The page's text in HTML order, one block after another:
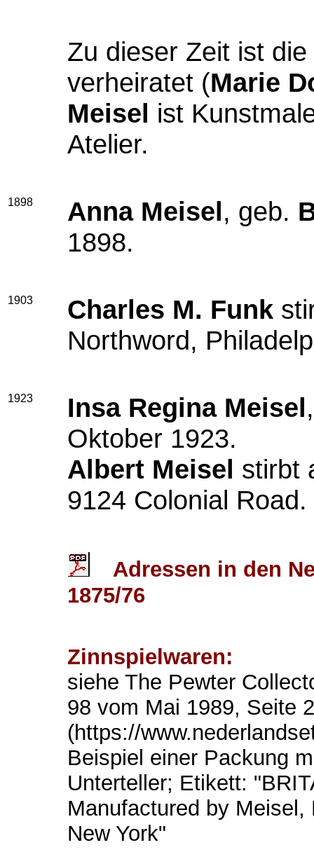
Zu dieser Zeit ist
verheiratet (Marie
Meisel ist
Atelier.
1898 Anna Meisel, geb.
1898.
1903 Charles M. Funk
Northword,
1923 Insa Regina Meisel
Oktober 1923.
Albert Meisel stirbt
9124 Colonial Road.
Adressen in den
1875/76
Zinnspielwaren:
siehe The Pewter
98 vom Mai 1989, Seite
(https://
Beispiel einer Packung
Unterteller; Etikett:
Manufactured by
New York"